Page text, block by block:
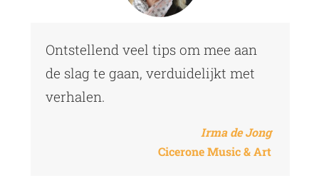
Ontstellend veel tips om mee aan
de slag te gaan, verduidelijkt met
verhalen.
Irma de Jong
Cicerone Music & Art